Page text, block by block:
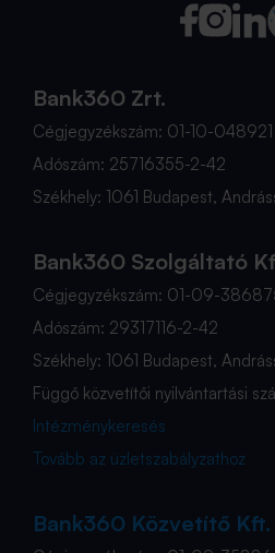
Bank360 Zrt.
Cégjegyzékszám: 01-10-048921
Adószám: 25716355-2-42
Székhely: 1061 Budapest,
Bank360 Szolgáltató
Cégjegyzékszám: 01-09-
Adószám: 29317116-2-42
Székhely: 1061 Budapest,
Függő közvetítői nyilvántartási
Intézménykeresés
Tovább az üzletszabályzathoz
Bank360 Közvetítő Kft.